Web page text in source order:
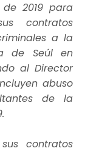
2019 para
contratos
a la
de Seúl en
al Director
abuso
de la
contratos